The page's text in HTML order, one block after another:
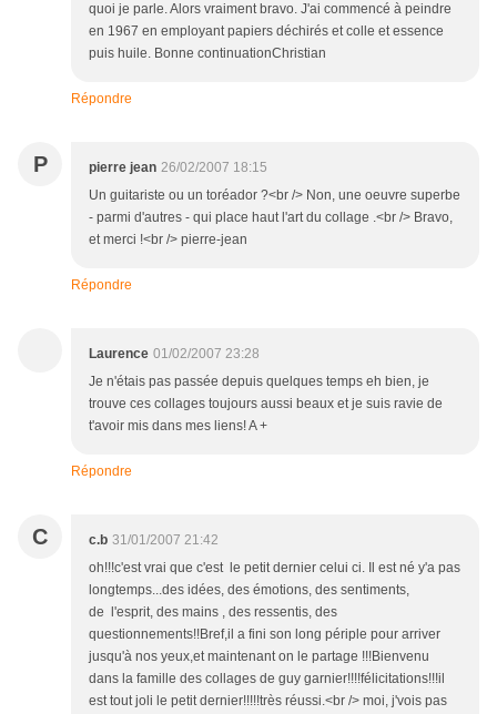
quoi je parle. Alors vraiment bravo. J'ai commencé à peindre
en 1967 en employant papiers déchirés et colle et essence
puis huile. Bonne continuationChristian
Répondre
P pierre jean 26/02/2007 18:15
Un guitariste ou un toréador ?<br /> Non, une oeuvre superbe
- parmi d'autres - qui place haut l'art du collage .<br /> Bravo,
et merci !<br /> pierre-jean
Répondre
Laurence 01/02/2007 23:28
Je n'étais pas passée depuis quelques temps eh bien, je
trouve ces collages toujours aussi beaux et je suis ravie de
t'avoir mis dans mes liens! A +
Répondre
C c.b 31/01/2007 21:42
oh!!!c'est vrai que c'est le petit dernier celui ci. Il est né y'a pas
longtemps...des idées, des émotions, des sentiments,
de l'esprit, des mains , des ressentis, des
questionnements!!Bref,il a fini son long périple pour arriver
jusqu'à nos yeux,et maintenant on le partage !!!Bienvenu
dans la famille des collages de guy garnier!!!!félicitations!!!il
est tout joli le petit dernier!!!!!très réussi.<br /> moi, j'vois pas